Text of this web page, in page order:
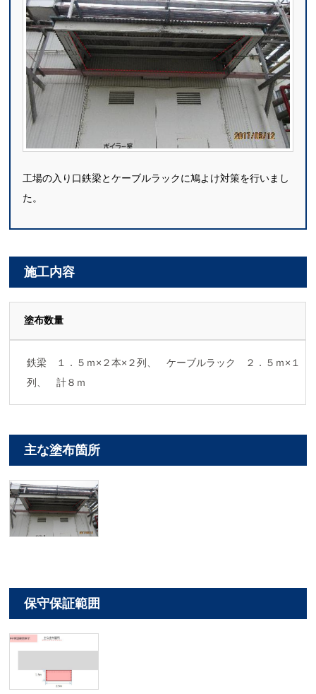
工場の入り口鉄梁とケーブルラックに鳩よけ対策を行いまし
た。
施工内容
塗布数量
鉄梁 １．５ｍ×２本×２列、 ケーブルラック ２．５ｍ×１
列、 計８ｍ
主な塗布箇所
保守保証範囲